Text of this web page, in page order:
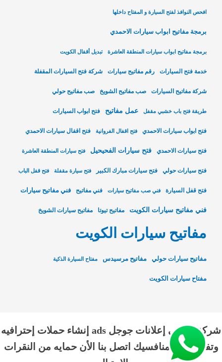
افحص النوافذ لفتح السيارة و المفتاح داخلها
برمجة مفاتيح ابواب سيارات الاحمدي
برمجة مفاتيح ابواب سيارات المنطقة العاشرة تبديل أقفال الكويت
خدمة فتح السيارات رقم مفاتيح سيارات شركة فتح السيارات المقفلة
شركة مفاتيح السيارات صب مفاتيح الشويخ صب مفاتيح حولي
طريقة فتح باب خشبي مقفل عمل مفاتيح فتح ابواب السيارات
فتح ابواب سيارات الاحمدي فتح اقفال الفروانية فتح اقفال سيارات الاحمدي
فتح سيارات الاحمدي فتح سيارات الفحيحيل فتح سيارات المنطقة العاشرة
فتح سيارات حولي فتح سيارات مبارك الكبير فتح سيارة مقفلة فتح قفل الباب
فتح قفل السيارة فني صب مفاتيح سيارات فني مفاتيح فني مفاتيح سيارات
فني مفاتيح سيارات الكويت مفاتيح تيوتا مفاتيح سيارات الشويخ
مفاتيح سيارات الكويت
مفاتيح سيارات حولي مفاتيح مرسيدس مفتاح السيارة الذكية
مفتاح سيارات الكويت
شركة الناجي إعلانات جوجل ads إنشاء حملات إحترافيه
وتفوق علي منافسيك اتصل بنا الأن حمايه من النقرات